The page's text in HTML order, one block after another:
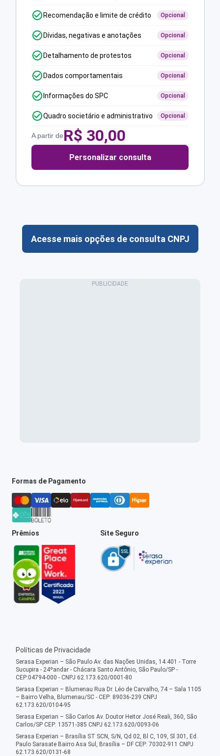
Recomendação e limite de crédito Opcional
Dívidas, negativas e anotações Opcional
Detalhamento de protestos Opcional
Dados comportamentais Opcional
Informações do SPC Opcional
Quadro societário e administrativo Opcional
A partir deR$ 30,00
Personalizar consulta
Acesse mais opções de consulta CNPJ
Formas de Pagamento
Prêmios Site Seguro
Políticas de Privacidade
Serasa Experian – São Paulo Av. das Nações Unidas, 14.401 - Torre
Sucupira - 24ºandar - Chácara Santo Antônio, São Paulo/SP -
CEP:04794-000 - CNPJ 62.173.620/0001-80
Serasa Experian – Blumenau Rua Dr. Léo de Carvalho, 74 – Sala 1105
– Bairro Velha, Blumenau/SC - CEP: 89036-239 CNPJ
62.173.620/0104-95
Serasa Experian – São Carlos Av. Doutor Heitor José Reali, 360, São
Carlos/SP CEP: 13571-385 CNPJ 62.173.620/0093-06
Serasa Experian – Brasília ST SCN, S/N, Qd 02, Bl C, 109, Sl 301, Ed.
Paulo Sarasate Bairro Asa Sul, Brasília – DF CEP: 70302-911 CNPJ
62.173.620/0131-68